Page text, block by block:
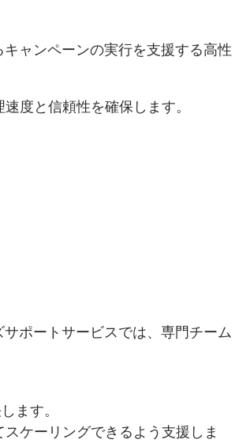
ャンペーンの実行を支援する高性
度と信頼性を確保します。
ポートサービスでは、専門チーム
ます。
ケーリングできるよう支援しま